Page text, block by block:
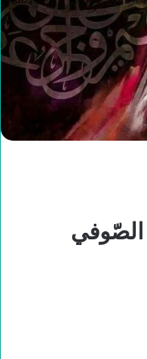
الصّوفي